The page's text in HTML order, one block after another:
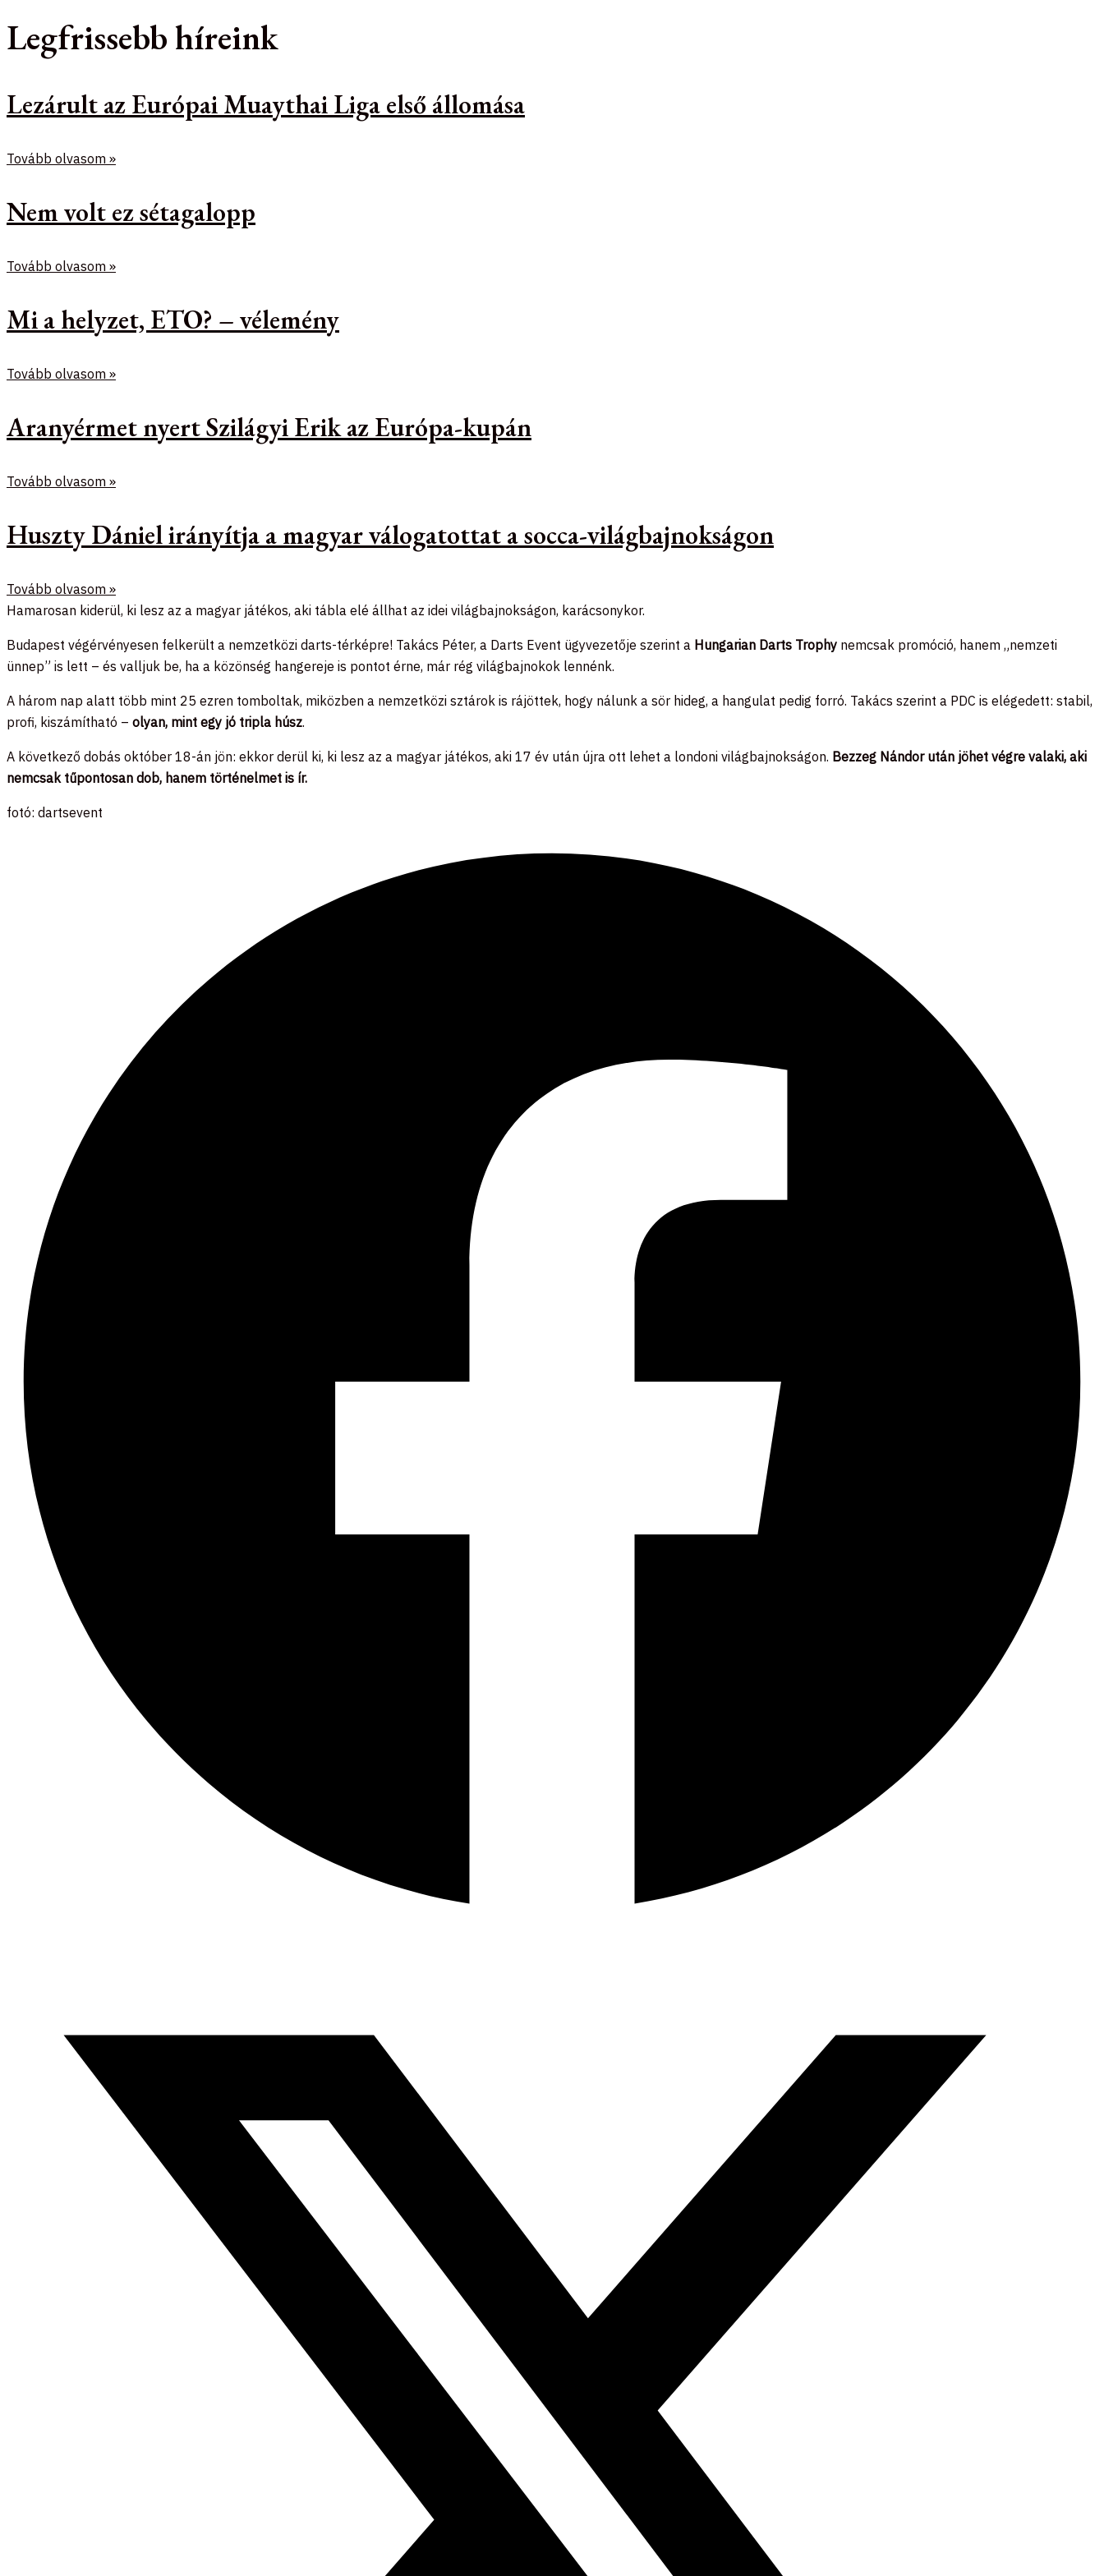
Legfrissebb híreink
Lezárult az Európai Muaythai Liga első állomása
Tovább olvasom »
Nem volt ez sétagalopp
Tovább olvasom »
Mi a helyzet, ETO? – vélemény
Tovább olvasom »
Aranyérmet nyert Szilágyi Erik az Európa-kupán
Tovább olvasom »
Huszty Dániel irányítja a magyar válogatottat a socca-világbajnokságon
Tovább olvasom »
Hamarosan kiderül, ki lesz az a magyar játékos, aki tábla elé állhat az idei világbajnokságon, karácsonykor.
Budapest végérvényesen felkerült a nemzetközi darts-térképre! Takács Péter, a Darts Event ügyvezetője szerint a Hungarian Darts Trophy nemcsak promóció, hanem „nemzeti
ünnep” is lett – és valljuk be, ha a közönség hangereje is pontot érne, már rég világbajnokok lennénk.
A három nap alatt több mint 25 ezren tomboltak, miközben a nemzetközi sztárok is rájöttek, hogy nálunk a sör hideg, a hangulat pedig forró. Takács szerint a PDC is elégedett: stabil,
profi, kiszámítható – olyan, mint egy jó tripla húsz.
A következő dobás október 18-án jön: ekkor derül ki, ki lesz az a magyar játékos, aki 17 év után újra ott lehet a londoni világbajnokságon. Bezzeg Nándor után jöhet végre valaki, aki
nemcsak tűpontosan dob, hanem történelmet is ír.
fotó: dartsevent